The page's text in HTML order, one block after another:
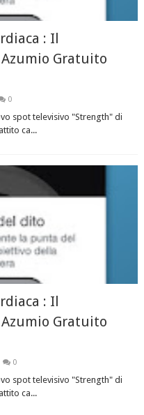
: Il
Gratuito
0
spot televisivo "Strength" di
ca...
: Il
Gratuito
0
spot televisivo "Strength" di
ca...